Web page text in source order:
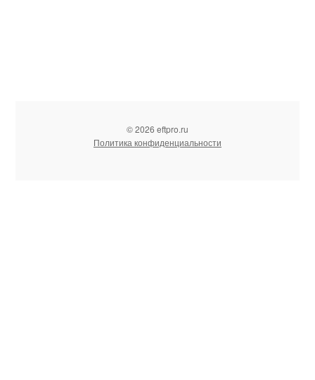
© 2026 eftpro.ru
Политика конфиденциальности